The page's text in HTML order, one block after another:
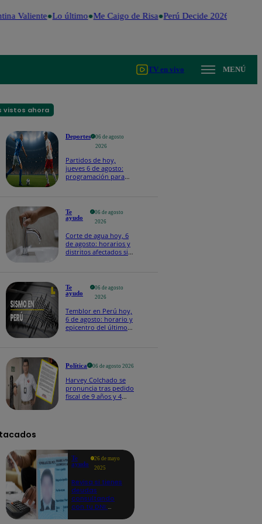
Valiente Lo último Me Caigo de Risa Perú Decide 2026
TV en vivo MENÚ
vistos ahora
Deportes
06 de agosto
2026
Partidos de hoy,
jueves 6 de agosto:
programación para
Te
ayudo
06 de agosto
2026
Corte de agua hoy, 6
de agosto: horarios y
distritos afectados sin
Te
ayudo
06 de agosto
2026
Temblor en Perú hoy,
6 de agosto: horario y
epicentro del último
Política 06 de agosto 2026
Harvey Colchado se
pronuncia tras pedido
fiscal de 9 años y 4
Te
ayudo
26 de mayo
2025
Revisa si tienes
deudas
consultando
con tu DNI: